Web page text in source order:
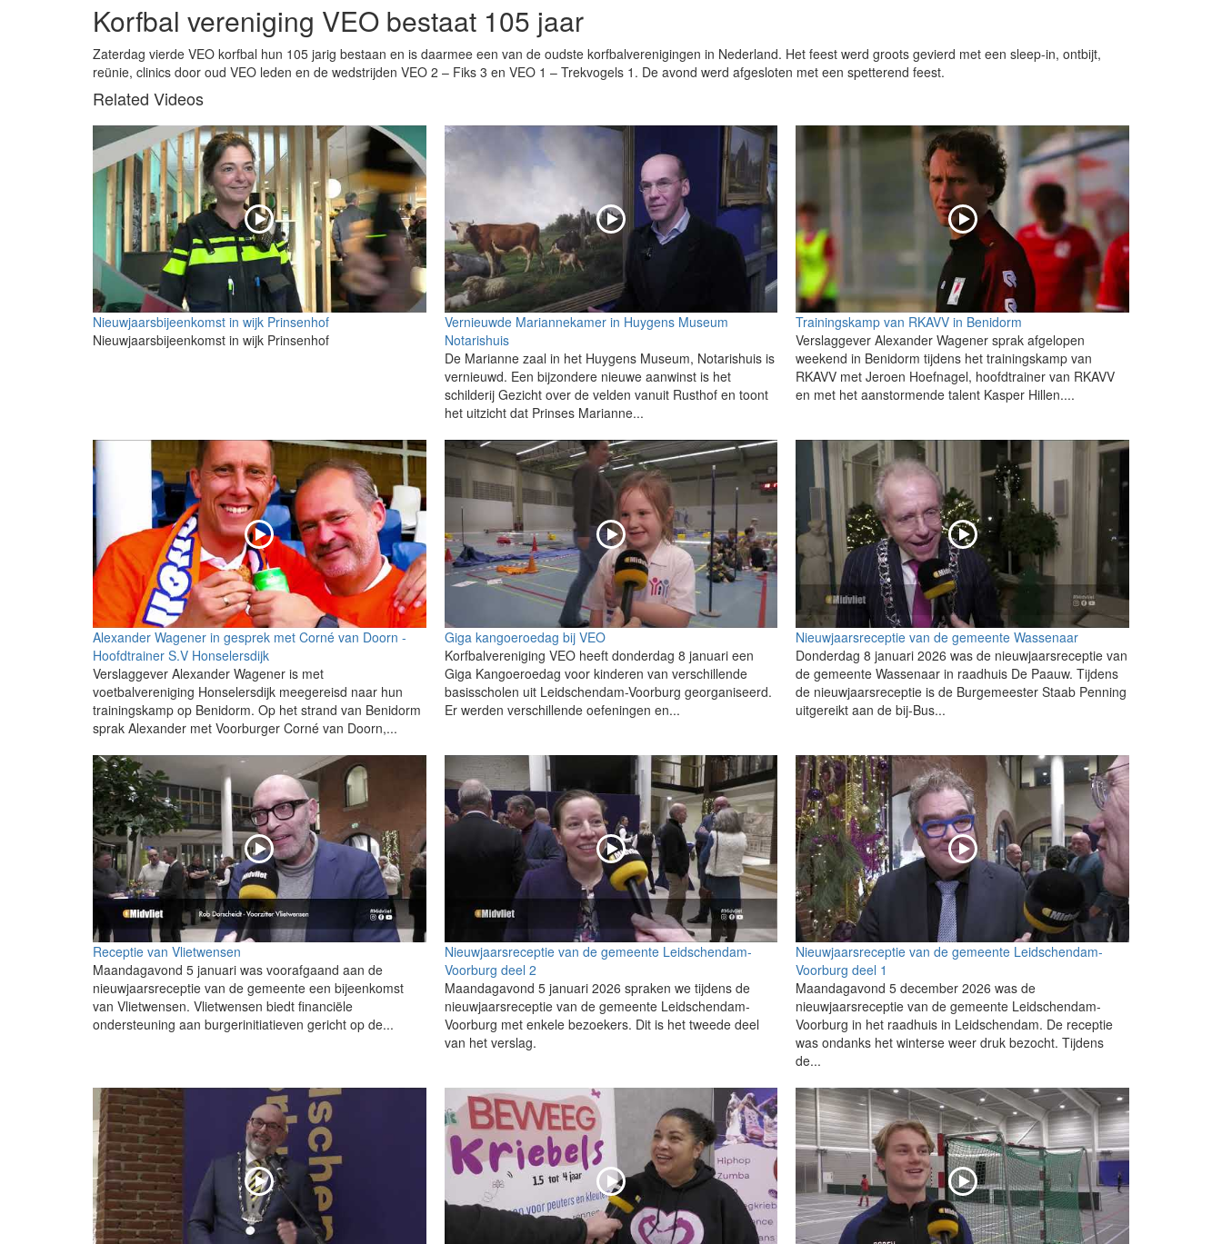
Korfbal vereniging VEO bestaat 105 jaar
Zaterdag vierde VEO korfbal hun 105 jarig bestaan en is daarmee een van de oudste korfbalverenigingen in Nederland. Het feest werd groots gevierd met een sleep-in, ontbijt,
reünie, clinics door oud VEO leden en de wedstrijden VEO 2 – Fiks 3 en VEO 1 – Trekvogels 1. De avond werd afgesloten met een spetterend feest.
Related Videos
Nieuwjaarsbijeenkomst in wijk Prinsenhof
Nieuwjaarsbijeenkomst in wijk Prinsenhof
Vernieuwde Mariannekamer in Huygens Museum
Notarishuis
De Marianne zaal in het Huygens Museum, Notarishuis is
vernieuwd. Een bijzondere nieuwe aanwinst is het
schilderij Gezicht over de velden vanuit Rusthof en toont
het uitzicht dat Prinses Marianne...
Trainingskamp van RKAVV in Benidorm
Verslaggever Alexander Wagener sprak afgelopen
weekend in Benidorm tijdens het trainingskamp van
RKAVV met Jeroen Hoefnagel, hoofdtrainer van RKAVV
en met het aanstormende talent Kasper Hillen....
Alexander Wagener in gesprek met Corné van Doorn -
Hoofdtrainer S.V Honselersdijk
Verslaggever Alexander Wagener is met
voetbalvereniging Honselersdijk meegereisd naar hun
trainingskamp op Benidorm. Op het strand van Benidorm
sprak Alexander met Voorburger Corné van Doorn,...
Giga kangoeroedag bij VEO
Korfbalvereniging VEO heeft donderdag 8 januari een
Giga Kangoeroedag voor kinderen van verschillende
basisscholen uit Leidschendam-Voorburg georganiseerd.
Er werden verschillende oefeningen en...
Nieuwjaarsreceptie van de gemeente Wassenaar
Donderdag 8 januari 2026 was de nieuwjaarsreceptie van
de gemeente Wassenaar in raadhuis De Paauw. Tijdens
de nieuwjaarsreceptie is de Burgemeester Staab Penning
uitgereikt aan de bij-Bus...
Receptie van Vlietwensen
Maandagavond 5 januari was voorafgaand aan de
nieuwjaarsreceptie van de gemeente een bijeenkomst
van Vlietwensen. Vlietwensen biedt financiële
ondersteuning aan burgerinitiatieven gericht op de...
Nieuwjaarsreceptie van de gemeente Leidschendam-
Voorburg deel 2
Maandagavond 5 januari 2026 spraken we tijdens de
nieuwjaarsreceptie van de gemeente Leidschendam-
Voorburg met enkele bezoekers. Dit is het tweede deel
van het verslag.
Nieuwjaarsreceptie van de gemeente Leidschendam-
Voorburg deel 1
Maandagavond 5 december 2026 was de
nieuwjaarsreceptie van de gemeente Leidschendam-
Voorburg in het raadhuis in Leidschendam. De receptie
was ondanks het winterse weer druk bezocht. Tijdens
de...